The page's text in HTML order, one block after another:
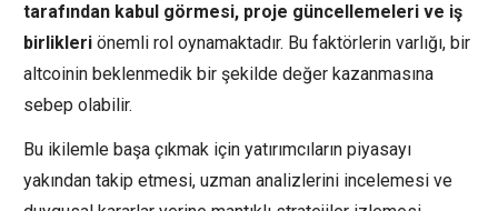
tarafından kabul görmesi, proje güncellemeleri ve iş
birlikleri önemli rol oynamaktadır. Bu faktörlerin varlığı, bir
altcoinin beklenmedik bir şekilde değer kazanmasına
sebep olabilir.
Bu ikilemle başa çıkmak için yatırımcıların piyasayı
yakından takip etmesi, uzman analizlerini incelemesi ve